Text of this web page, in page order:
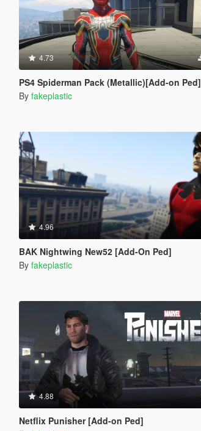
4.73
PS4 Spiderman Pack (Metallic)[Add-on Ped]
By fakeplastic
4.96
BAK Nightwing New52 [Add-On Ped]
By fakeplastic
4.88
Netflix Punisher [Add-on Ped]